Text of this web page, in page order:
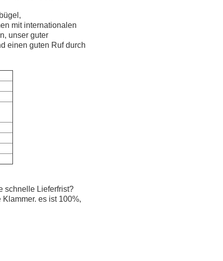
mit internationalen
unser guter
einen guten Ruf durch
schnelle Lieferfrist?
es ist 100%,